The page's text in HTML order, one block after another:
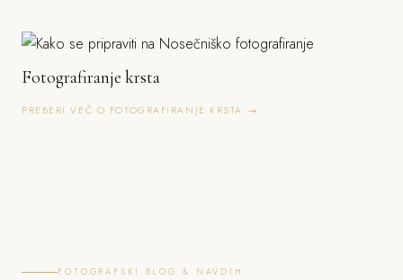
Fotografiranje krsta
PREBERI VEČ O FOTOGRAFIRANJE KRSTA →
FOTOGRAFSKI BLOG & NAVDIH